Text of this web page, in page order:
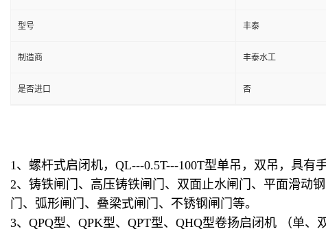
型号 丰泰
制造商 丰泰水工
是否进口 否
1、螺杆式启闭机，QL---0.5T---100T型单吊，双吊，具
2、铸铁闸门、高压铸铁闸门、双面止水闸门、平面滑动
门、弧形闸门、叠梁式闸门、不锈钢闸门等。
3、QPQ型、QPK型、QPT型、QHQ型卷扬启闭机 （